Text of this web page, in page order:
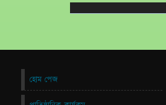
হোম পেজ